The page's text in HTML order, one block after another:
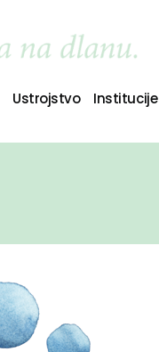
Ustrojstvo Institucije